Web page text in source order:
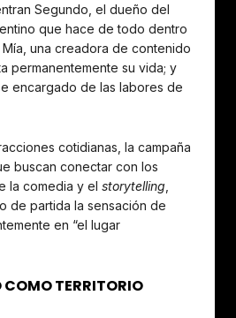
Segundo, el dueño del
que hace de todo dentro
una creadora de contenido
permanentemente su vida; y
encargado de las labores de
cotidianas, la campaña
buscan conectar con los
la comedia y el storytelling
de partida la sensación de
en “el lugar
COMO TERRITORIO